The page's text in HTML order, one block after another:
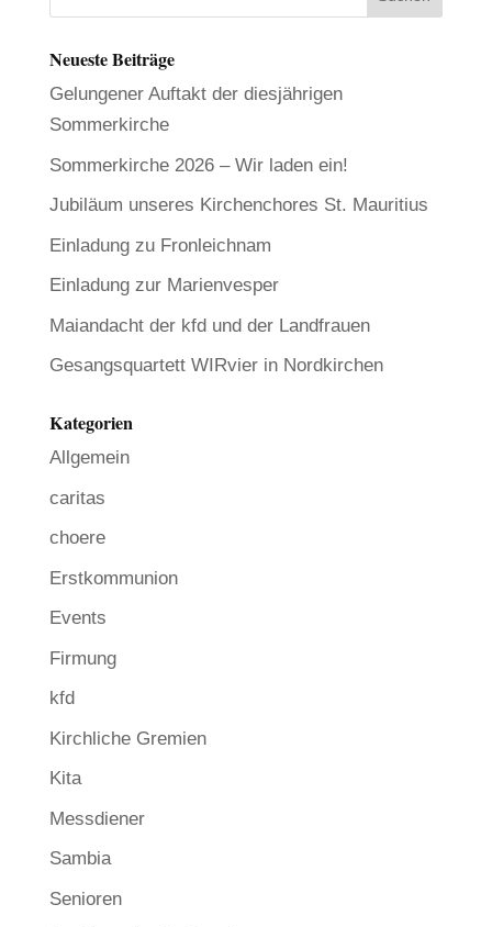
Neueste Beiträge
Gelungener Auftakt der diesjährigen
Sommerkirche
Sommerkirche 2026 – Wir laden ein!
Jubiläum unseres Kirchenchores St. Mauritius
Einladung zu Fronleichnam
Einladung zur Marienvesper
Maiandacht der kfd und der Landfrauen
Gesangsquartett WIRvier in Nordkirchen
Kategorien
Allgemein
caritas
choere
Erstkommunion
Events
Firmung
kfd
Kirchliche Gremien
Kita
Messdiener
Sambia
Senioren